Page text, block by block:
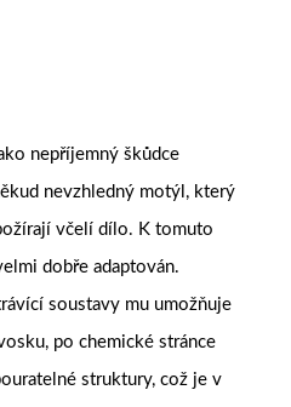
nepříjemný škůdce
nevzhledný motýl, který
včelí dílo. K tomuto
dobře adaptován.
soustavy mu umožňuje
po chemické stránce
struktury, což je v